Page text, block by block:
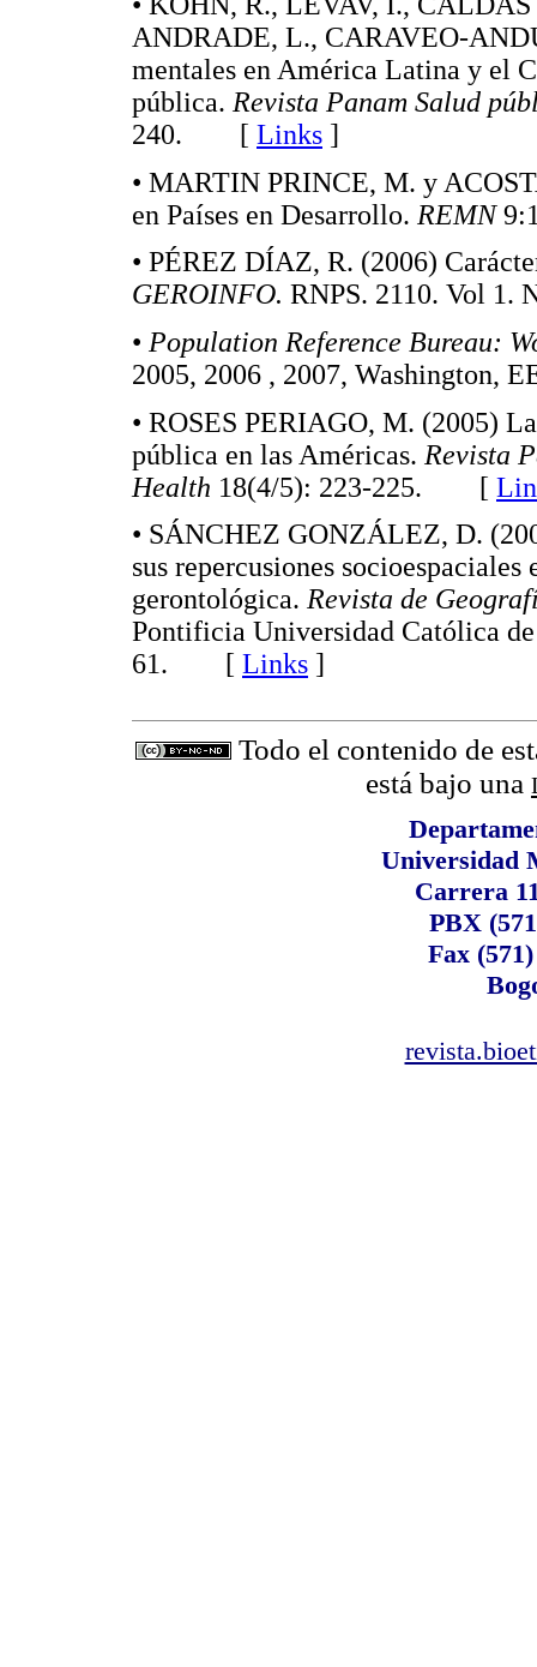
ANDRADE, L., CARAVEO-
mentales en América Latina y el
pública. Revista Panam Salud
240. [ Links ]
• MARTIN PRINCE, M. y
en Países en Desarrollo. REMN
• PÉREZ DÍAZ, R. (2006)
GEROINFO. RNPS. 2110. Vol
• Population Reference Bureau:
2005, 2006 , 2007,
• ROSES PERIAGO, M. (2005)
pública en las Américas. Revista
Health 18(4/5): 223-225. [
• SÁNCHEZ GONZÁLEZ, D.
sus repercusiones
gerontológica. Revista de
Pontificia Universidad Católica
61. [ Links ]
Todo el contenido de
está bajo una
Universidad
Carrera
PBX
Fax